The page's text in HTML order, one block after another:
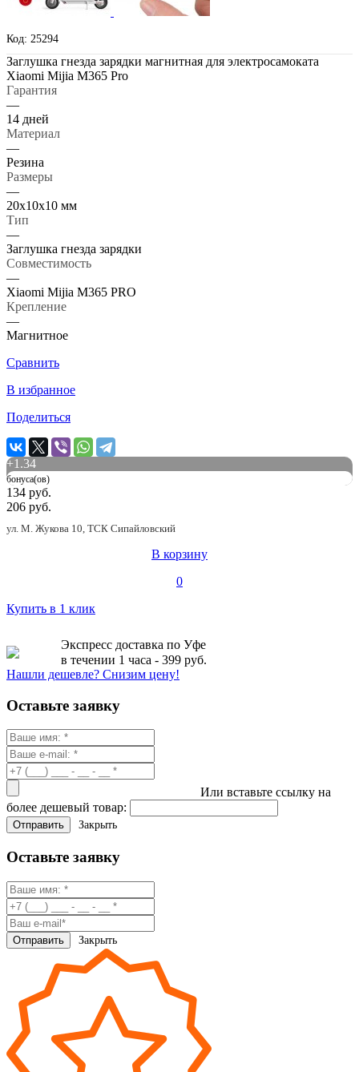
Код: 25294
Заглушка гнезда зарядки магнитная для электросамоката
Xiaomi Mijia M365 Pro
Гарантия
—
14 дней
Материал
—
Резина
Размеры
—
20х10х10 мм
Тип
—
Заглушка гнезда зарядки
Совместимость
—
Xiaomi Mijia M365 PRO
Крепление
—
Магнитное
Сравнить
В избранное
Поделиться
+1.34
бонуса(ов)
134 руб.
206 руб.
ул. М. Жукова 10, ТСК Сипайловский
В корзину
0
Купить в 1 клик
Экспресс доставка по Уфе
в течении 1 часа - 399 руб.
Нашли дешевле? Снизим цену!
Оставьте заявку
Или вставьте ссылку на
более дешевый товар:
Закрыть
Оставьте заявку
Закрыть